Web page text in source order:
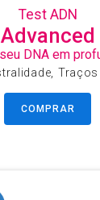
Test ADN
Advanced
DNA em
COMPRAR